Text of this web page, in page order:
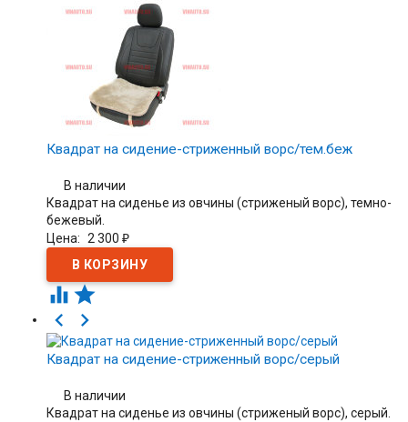
Квадрат на сидение-стриженный ворс/тем.беж
В наличии
Квадрат на сиденье из овчины (стриженый ворс), темно-
бежевый.
Цена: 2 300 ₽
 


Квадрат на сидение-стриженный ворс/серый
В наличии
Квадрат на сиденье из овчины (стриженый ворс), серый.